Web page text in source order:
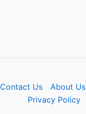
Contact Us About Us
Privacy Policy